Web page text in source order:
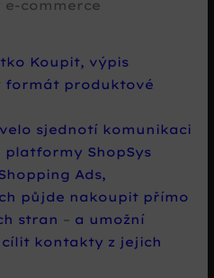
Koupit, výpis
formát produktové
sjednotí komunikaci
ShopSys
Ads,
půjde nakoupit přímo
stran – a umožní
kontakty z jejich